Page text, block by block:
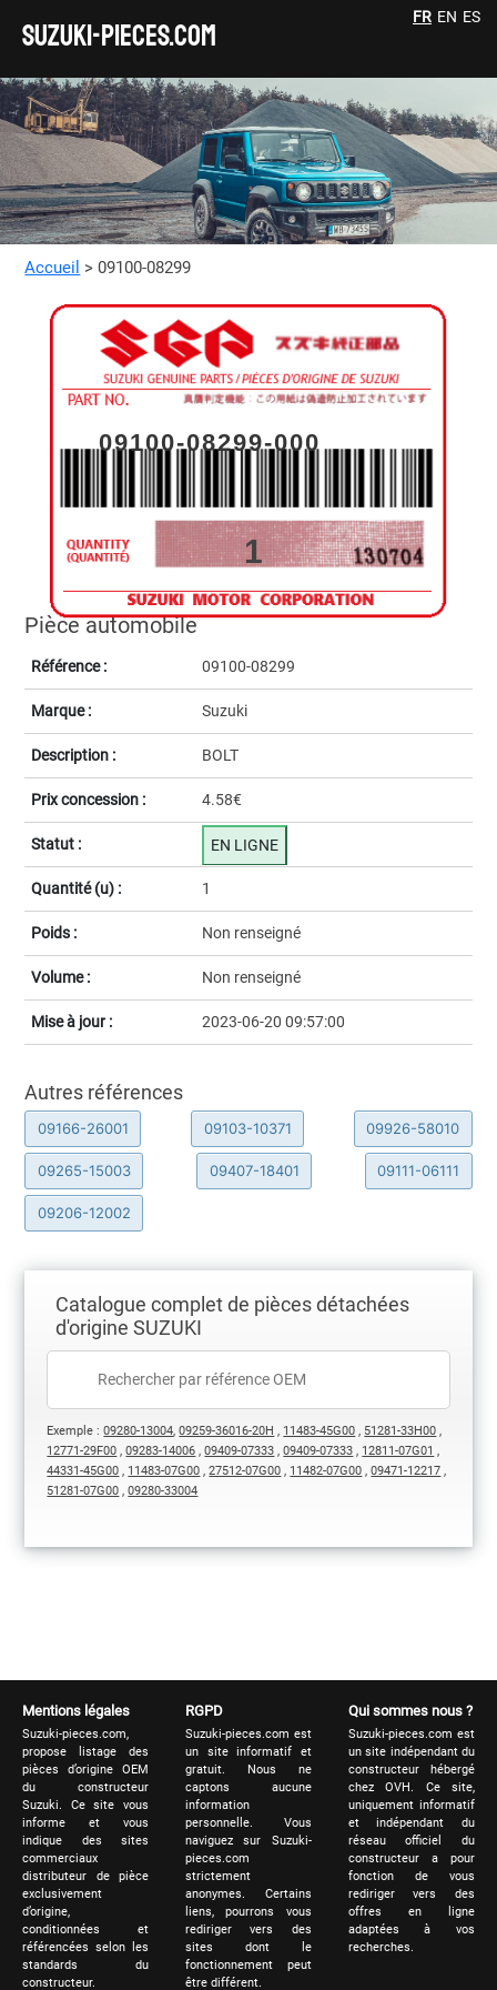
SUZUKI-pieces.com
FR EN ES
Accueil > 09100-08299
Pièce automobile
Référence : 09100-08299
Marque : Suzuki
Description : BOLT
Prix concession : 4.58€
Statut : EN LIGNE
Quantité (u) : 1
Poids : Non renseigné
Volume : Non renseigné
Mise à jour : 2023-06-20 09:57:00
09100-08299-000
1
Autres références
09166-26001 09103-10371 09926-58010
09265-15003 09407-18401 09111-06111
09206-12002
Catalogue complet de pièces détachées
d'origine SUZUKI
Exemple :09280-13004,09259-36016-20H , 11483-45G00 , 51281-33H00 ,
12771-29F00 ,09283-14006 ,09409-07333 ,09409-07333 , 12811-07G01 ,
44331-45G00 , 11483-07G00 ,27512-07G00 , 11482-07G00 ,09471-12217 ,
51281-07G00 ,09280-33004
Mentions légales
Suzuki-pieces.com,
propose listage des
pièces d’origine OEM
du constructeur
Suzuki. Ce site vous
informe et vous
indique des sites
commerciaux
distributeur de pièce
exclusivement
d’origine,
conditionnées et
référencées selon les
standards du
constructeur.
RGPD
Suzuki-pieces.com est
un site informatif et
gratuit. Nous ne
captons aucune
information
personnelle. Vous
naviguez sur Suzuki-
pieces.com
strictement
anonymes. Certains
liens, pourrons vous
rediriger vers des
sites dont le
fonctionnement peut
être différent.
Qui sommes nous ?
Suzuki-pieces.com est
un site indépendant du
constructeur hébergé
chez OVH. Ce site,
uniquement informatif
et indépendant du
réseau officiel du
constructeur a pour
fonction de vous
rediriger vers des
offres en ligne
adaptées à vos
recherches.